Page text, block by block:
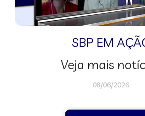
SBP EM
Veja mais
08/06/2026